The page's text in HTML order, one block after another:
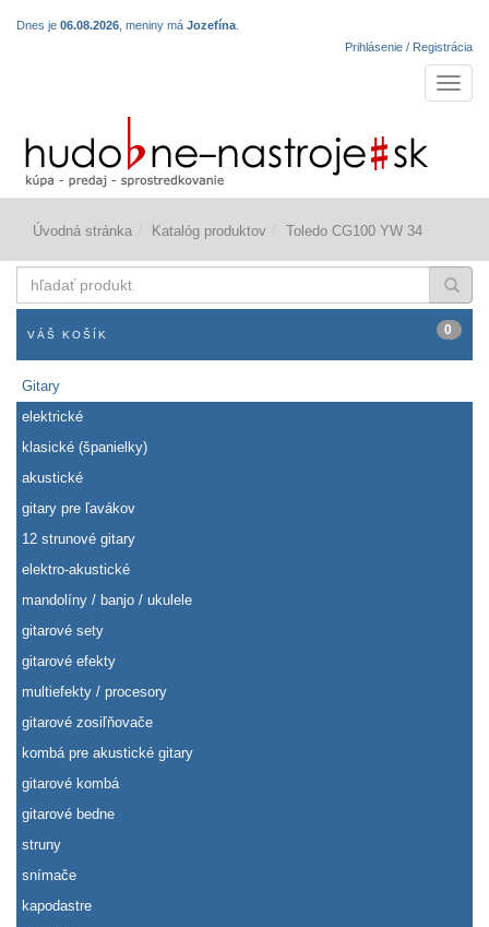
Dnes je 06.08.2026 , meniny má Jozefína
Prihlásenie / Registrácia
Úvodná stránka Katalóg produktov Toledo CG100 YW 34
produkt
VÁŠ KOŠÍK 0
Gitary
elektrické
klasické (španielky)
akustické
gitary pre ľavákov
12 strunové gitary
elektro-akustické
mandolíny / banjo / ukulele
gitarové sety
gitarové efekty
multiefekty / procesory
gitarové zosiľňovače
kombá pre akustické gitary
gitarové kombá
gitarové bedne
struny
snímače
kapodastre